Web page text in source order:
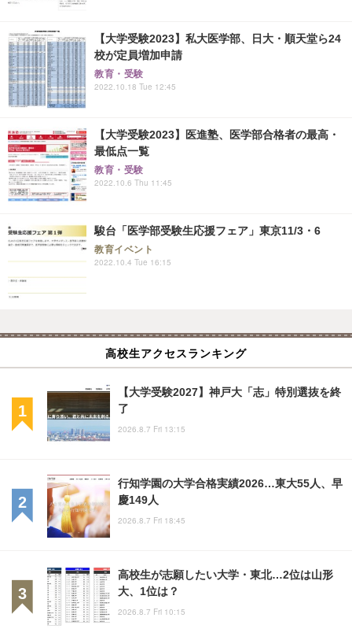
【大学受験2023】私大医学部、日大・順天堂ら24
校が定員増加申請
教育・受験
2022.10.18 Tue 12:45
【大学受験2023】医進塾、医学部合格者の最高・
最低点一覧
教育・受験
2022.10.6 Thu 11:45
駿台「医学部受験生応援フェア」東京11/3・6
教育イベント
2022.10.4 Tue 16:15
高校生アクセスランキング
【大学受験2027】神戸大「志」特別選抜を終
了
2026.8.7 Fri 13:15
行知学園の大学合格実績2026…東大55人、早
慶149人
2026.8.7 Fri 18:45
高校生が志願したい大学・東北…2位は山形
大、1位は？
2026.8.7 Fri 10:15